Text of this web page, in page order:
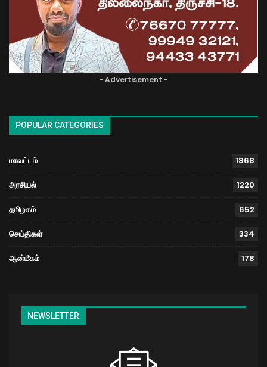
- Advertisement -
POPULAR CATEGORIES
மாவட்டம் 1868
அரசியல் 1220
தமிழகம் 652
செய்திகள் 334
ஆன்மீகம் 178
NEWSLETTER